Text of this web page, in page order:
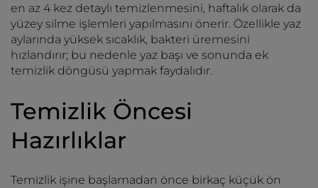
en az 4 kez detaylı temizlenmesini, haftalık olarak da
yüzey silme işlemleri yapılmasını önerir. Özellikle yaz
aylarında yüksek sıcaklık, bakteri üremesini
hızlandırır; bu nedenle yaz başı ve sonunda ek
temizlik döngüsü yapmak faydalıdır.
Temizlik Öncesi
Hazırlıklar
Temizlik işine başlamadan önce birkaç küçük ön